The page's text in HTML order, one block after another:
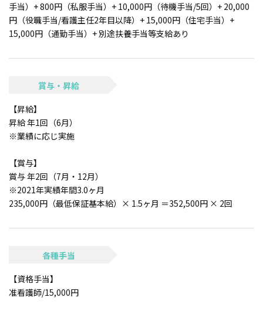
手当）+ 800円（私服手当）+ 10,000円（待機手当/5回）+ 20,000
円（役職手当/看護主任2年目以降）+ 15,000円（住宅手当）+
15,000円（通勤手当）+ 別途扶養手当等支給あり
賞与・昇給
【昇給】
昇給 年1回（6月）
※業績に応じ実施
【賞与】
賞与 年2回（7月・12月）
※2021年実績年間3.0ヶ月
235,000円（最低保証基本給）× 1.5ヶ月 ＝352,500円 × 2回
各種手当
【資格手当】
准看護師/15,000円